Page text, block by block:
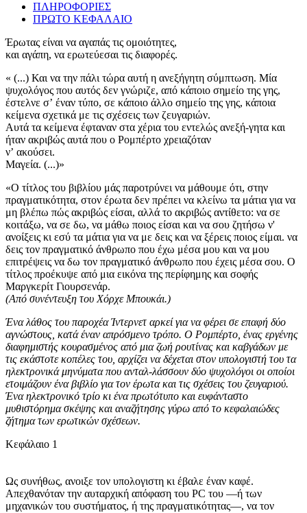
ΠΛΗΡΟΦΟΡΙΕΣ
ΠΡΩΤΟ ΚΕΦΑΛΑΙΟ
Έρωτας είναι να αγαπάς τις ομοιότητες,
και αγάπη, να ερωτεύεσαι τις διαφορές.
« (...) Και να την πάλι τώρα αυτή η ανεξήγητη σύμπτωση. Μία
ψυχολόγος που αυτός δεν γνώριζε, από κάποιο σημείο της γης,
έστελνε σʼ έναν τύπο, σε κάποιο άλλο σημείο της γης, κάποια
κείμενα σχετικά με τις σχέσεις των ζευγαριών.
Αυτά τα κείμενα έφταναν στα χέρια του εντελώς ανεξή-γητα και
ήταν ακριβώς αυτά που ο Ρομπέρτο χρειαζόταν
νʼ ακούσει.
Μαγεία. (...)»
«Ο τίτλος του βιβλίου μάς παροτρύνει να μάθουμε ότι, στην
πραγματικότητα, στον έρωτα δεν πρέπει να κλείνω τα μάτια για να
μη βλέπω πώς ακριβώς είσαι, αλλά το ακριβώς αντίθετο: να σε
κοιτάξω, να σε δω, να μάθω ποιος είσαι και να σου ζητήσω ν'
ανοίξεις κι εσύ τα μάτια για να με δεις και να ξέρεις ποιος είμαι. να
δεις τον πραγματικό άνθρωπο που έχω μέσα μου και να μου
επιτρέψεις να δω τον πραγματικό άνθρωπο που έχεις μέσα σου. Ο
τίτλος προέκυψε από μια εικόνα της περίφημης και σοφής
Μαργκερίτ Γιουρσενάρ.
(Από συνέντευξη του Χόρχε Μπουκάι.)
Ένα λάθος του παροχέα Ίντερνετ αρκεί για να φέρει σε επαφή δύο
αγνώστους, κατά έναν απρόσμενο τρόπο. Ο Ρομπέρτο, ένας εργένης
διαφημιστής κουρασμένος από μια ζωή ρουτίνας και καβγάδων με
τις εκάστοτε κοπέλες του, αρχίζει να δέχεται στον υπολογιστή του τα
ηλεκτρονικά μηνύματα που ανταλ-λάσσουν δύο ψυχολόγοι οι οποίοι
ετοιμάζουν ένα βιβλίο για τον έρωτα και τις σχέσεις του ζευγαριού.
Ένα ηλεκτρονικό τρίο κι ένα πρωτότυπο και ευφάνταστο
μυθιστόρημα σκέψης και αναζήτησης γύρω από το κεφαλαιώδες
ζήτημα των ερωτικών σχέσεων.
Κεφάλαιο 1
Ως συνήθως, ανοιξε τον υπολογιστη κι έβαλε έναν καφέ.
Απεχθανόταν την αυταρχική απόφαση του PC του —ή των
μηχανικών του συστήματος, ή της πραγματικότητας—, να τον